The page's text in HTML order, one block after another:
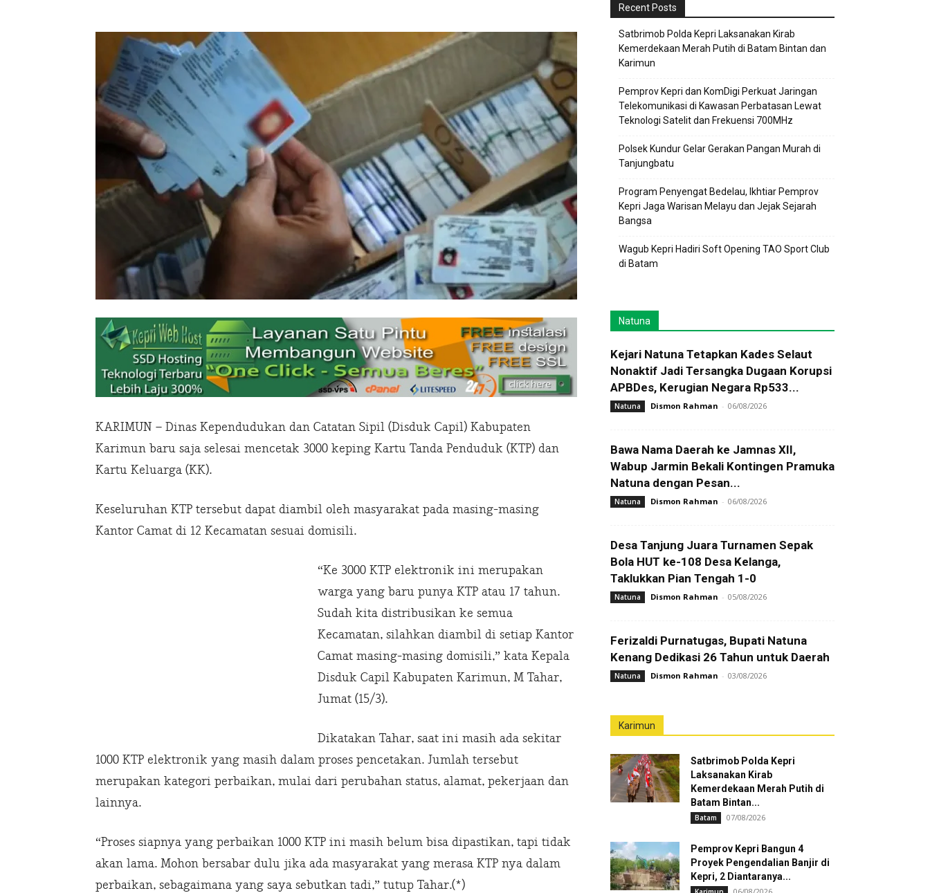
KARIMUN – Dinas Kependudukan dan Catatan Sipil (Disduk Capil) Kabupaten
Karimun baru saja selesai mencetak 3000 keping Kartu Tanda Penduduk (KTP) dan
Kartu Keluarga (KK).
Keseluruhan KTP tersebut dapat diambil oleh masyarakat pada masing-masing
Kantor Camat di 12 Kecamatan sesuai domisili.
“Ke 3000 KTP elektronik ini merupakan
warga yang baru punya KTP atau 17 tahun.
Sudah kita distribusikan ke semua
Kecamatan, silahkan diambil di setiap Kantor
Camat masing-masing domisili,” kata Kepala
Disduk Capil Kabupaten Karimun, M Tahar,
Jumat (15/3).
Dikatakan Tahar, saat ini masih ada sekitar
1000 KTP elektronik yang masih dalam proses pencetakan. Jumlah tersebut
merupakan kategori perbaikan, mulai dari perubahan status, alamat, pekerjaan dan
lainnya.
“Proses siapnya yang perbaikan 1000 KTP ini masih belum bisa dipastikan, tapi tidak
akan lama. Mohon bersabar dulu jika ada masyarakat yang merasa KTP nya dalam
perbaikan, sebagaimana yang saya sebutkan tadi,” tutup Tahar.(*)
Recent Posts
Satbrimob Polda Kepri Laksanakan Kirab
Kemerdekaan Merah Putih di Batam Bintan dan
Karimun
Pemprov Kepri dan KomDigi Perkuat Jaringan
Telekomunikasi di Kawasan Perbatasan Lewat
Teknologi Satelit dan Frekuensi 700MHz
Polsek Kundur Gelar Gerakan Pangan Murah di
Tanjungbatu
Program Penyengat Bedelau, Ikhtiar Pemprov
Kepri Jaga Warisan Melayu dan Jejak Sejarah
Bangsa
Wagub Kepri Hadiri Soft Opening TAO Sport Club
di Batam
Natuna
Kejari Natuna Tetapkan Kades Selaut
Nonaktif Jadi Tersangka Dugaan Korupsi
APBDes, Kerugian Negara Rp533...
Natuna Dismon Rahman - 06/08/2026
Bawa Nama Daerah ke Jamnas XII,
Wabup Jarmin Bekali Kontingen Pramuka
Natuna dengan Pesan...
Natuna Dismon Rahman - 06/08/2026
Desa Tanjung Juara Turnamen Sepak
Bola HUT ke-108 Desa Kelanga,
Taklukkan Pian Tengah 1-0
Natuna Dismon Rahman - 05/08/2026
Ferizaldi Purnatugas, Bupati Natuna
Kenang Dedikasi 26 Tahun untuk Daerah
Natuna Dismon Rahman - 03/08/2026
Karimun
Satbrimob Polda Kepri
Laksanakan Kirab
Kemerdekaan Merah Putih di
Batam Bintan...
Batam 07/08/2026
Pemprov Kepri Bangun 4
Proyek Pengendalian Banjir di
Kepri, 2 Diantaranya...